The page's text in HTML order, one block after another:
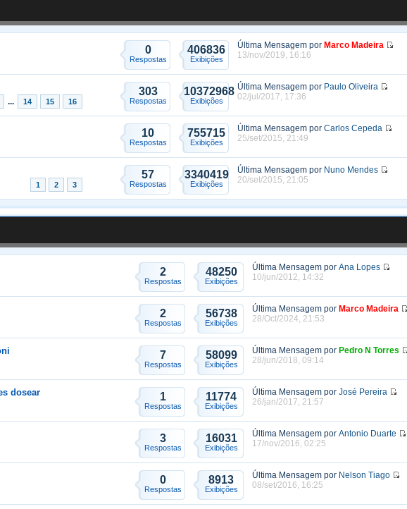
0
Respostas
406836
Exibições
Última Mensagem por Marco Madeira
13/nov/2019, 16:16
... 14 15 16
303
Respostas
10372968
Exibições
Última Mensagem por Paulo Oliveira
02/jul/2017, 17:36
10
Respostas
755715
Exibições
Última Mensagem por Carlos Cepeda
25/set/2015, 21:49
1 2 3
57
Respostas
3340419
Exibições
Última Mensagem por Nuno Mendes
20/set/2015, 21:05
2
Respostas
48250
Exibições
Última Mensagem por Ana Lopes
10/jun/2012, 14:32
2
Respostas
56738
Exibições
Última Mensagem por Marco Madeira
28/Oct/2024, 21:53
7
Respostas
58099
Exibições
Última Mensagem por Pedro N Torres
28/jun/2018, 09:14
dosear 1
Respostas
11774
Exibições
Última Mensagem por José Pereira
26/jan/2017, 21:57
3
Respostas
16031
Exibições
Última Mensagem por Antonio Duarte
17/nov/2016, 02:25
0
Respostas
8913
Exibições
Última Mensagem por Nelson Tiago
08/set/2016, 16:25